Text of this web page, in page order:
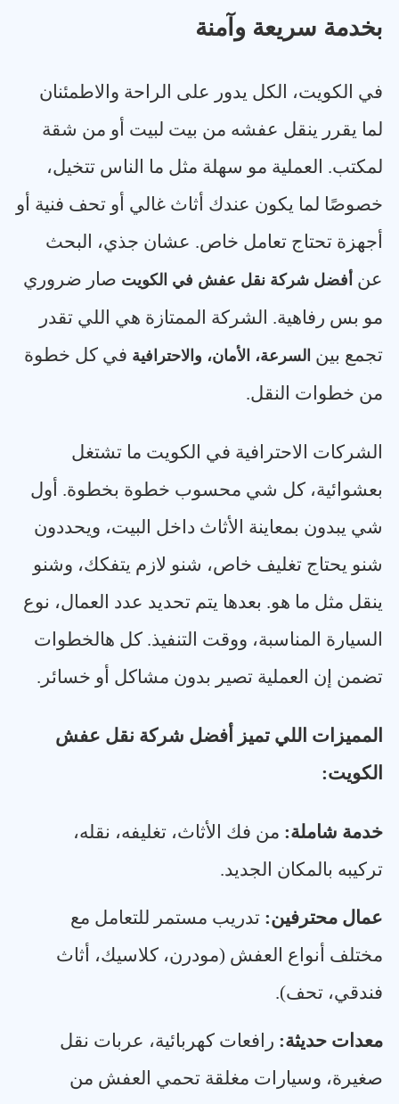
بخدمة سريعة وآمنة
في الكويت، الكل يدور على الراحة والاطمئنان
لما يقرر ينقل عفشه من بيت لبيت أو من شقة
لمكتب. العملية مو سهلة مثل ما الناس تتخيل،
خصوصًا لما يكون عندك أثاث غالي أو تحف فنية أو
أجهزة تحتاج تعامل خاص. عشان جذي، البحث
عن أفضل شركة نقل عفش في الكويت صار ضروري
مو بس رفاهية. الشركة الممتازة هي اللي تقدر
تجمع بين السرعة، الأمان، والاحترافية في كل خطوة
من خطوات النقل.
الشركات الاحترافية في الكويت ما تشتغل
بعشوائية، كل شي محسوب خطوة بخطوة. أول
شي يبدون بمعاينة الأثاث داخل البيت، ويحددون
شنو يحتاج تغليف خاص، شنو لازم يتفكك، وشنو
ينقل مثل ما هو. بعدها يتم تحديد عدد العمال، نوع
السيارة المناسبة، ووقت التنفيذ. كل هالخطوات
تضمن إن العملية تصير بدون مشاكل أو خسائر .
المميزات اللي تميز أفضل شركة نقل عفش
الكويت:
خدمة شاملة: من فك الأثاث، تغليفه، نقله،
تركيبه بالمكان الجديد.
عمال محترفين: تدريب مستمر للتعامل مع
مختلف أنواع العفش (مودرن، كلاسيك، أثاث
فندقي، تحف).
معدات حديثة: رافعات كهربائية، عربات نقل
صغيرة، وسيارات مغلقة تحمي العفش من